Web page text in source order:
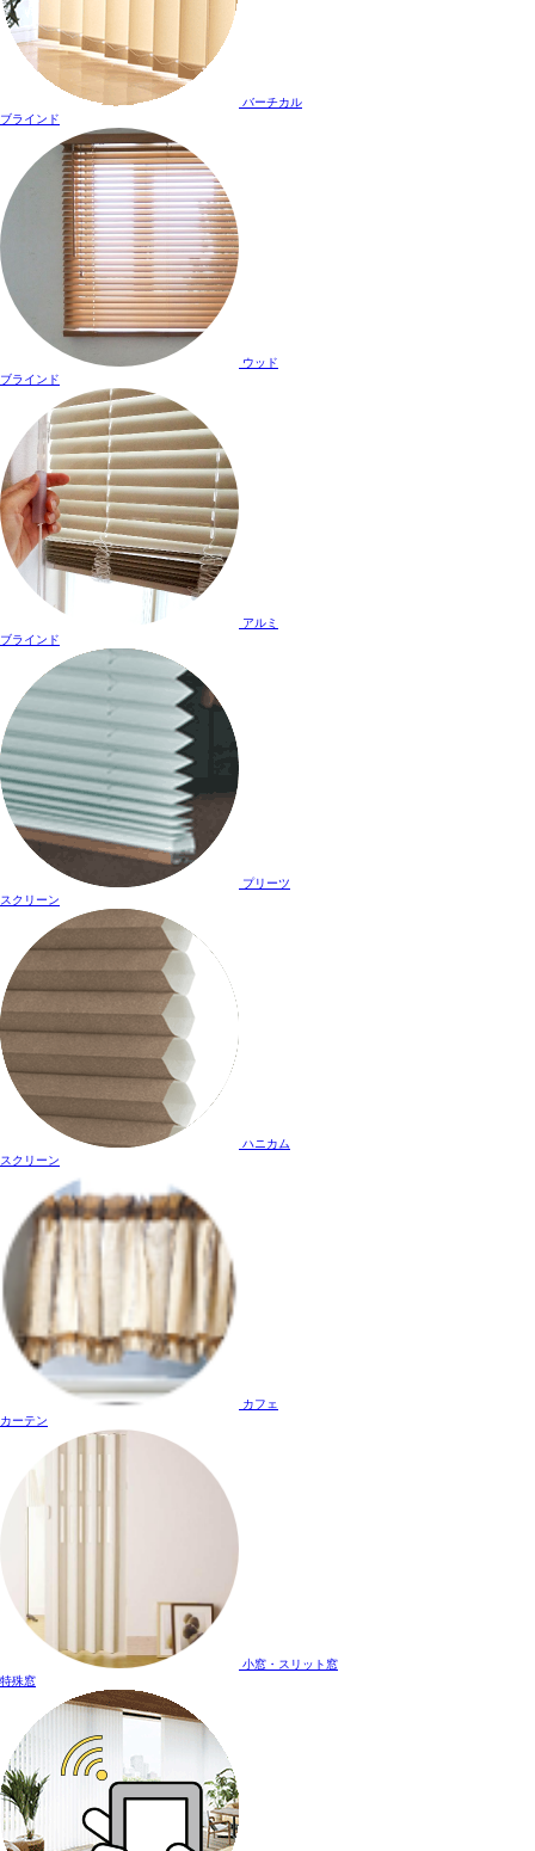
バーチカル
ブラインド
ウッド
ブラインド
アルミ
ブラインド
プリーツ
スクリーン
ハニカム
スクリーン
カフェ
カーテン
小窓・スリット窓
特殊窓